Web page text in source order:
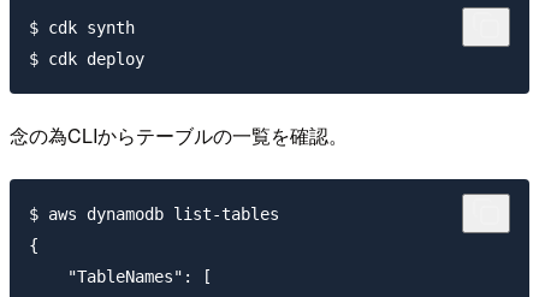
$ cdk synth
念の為CLIからテーブルの一覧を確認。
$ aws dynamodb list-tables
{
    "TableNames": [